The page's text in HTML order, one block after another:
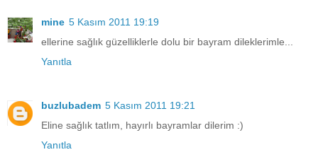
mine 5 Kasım 2011 19:19
ellerine sağlık güzelliklerle dolu bir bayram dileklerimle...
Yanıtla
buzlubadem 5 Kasım 2011 19:21
Eline sağlık tatlım, hayırlı bayramlar dilerim :)
Yanıtla